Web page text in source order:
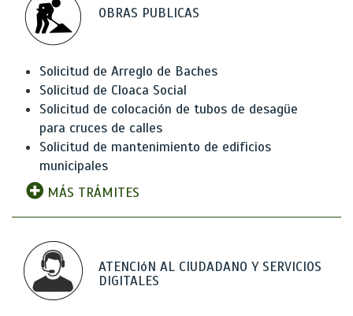
OBRAS PUBLICAS
Solicitud de Arreglo de Baches
Solicitud de Cloaca Social
Solicitud de colocación de tubos de desagüe
para cruces de calles
Solicitud de mantenimiento de edificios
municipales
MÁS TRÁMITES
ATENCIóN AL CIUDADANO Y SERVICIOS
DIGITALES